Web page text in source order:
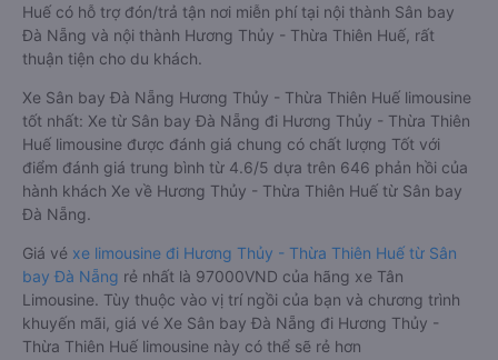
Huế có hỗ trợ đón/trả tận nơi miễn phí tại nội thành Sân bay
Đà Nẵng và nội thành Hương Thủy - Thừa Thiên Huế, rất
thuận tiện cho du khách.
Xe Sân bay Đà Nẵng Hương Thủy - Thừa Thiên Huế limousine
tốt nhất: Xe từ Sân bay Đà Nẵng đi Hương Thủy - Thừa Thiên
Huế limousine được đánh giá chung có chất lượng Tốt với
điểm đánh giá trung bình từ 4.6/5 dựa trên 646 phản hồi của
hành khách Xe về Hương Thủy - Thừa Thiên Huế từ Sân bay
Đà Nẵng.
Giá vé xe limousine đi Hương Thủy - Thừa Thiên Huế từ Sân
bay Đà Nẵng rẻ nhất là 97000VND của hãng xe Tân
Limousine. Tùy thuộc vào vị trí ngồi của bạn và chương trình
khuyến mãi, giá vé Xe Sân bay Đà Nẵng đi Hương Thủy -
Thừa Thiên Huế limousine này có thể sẽ rẻ hơn